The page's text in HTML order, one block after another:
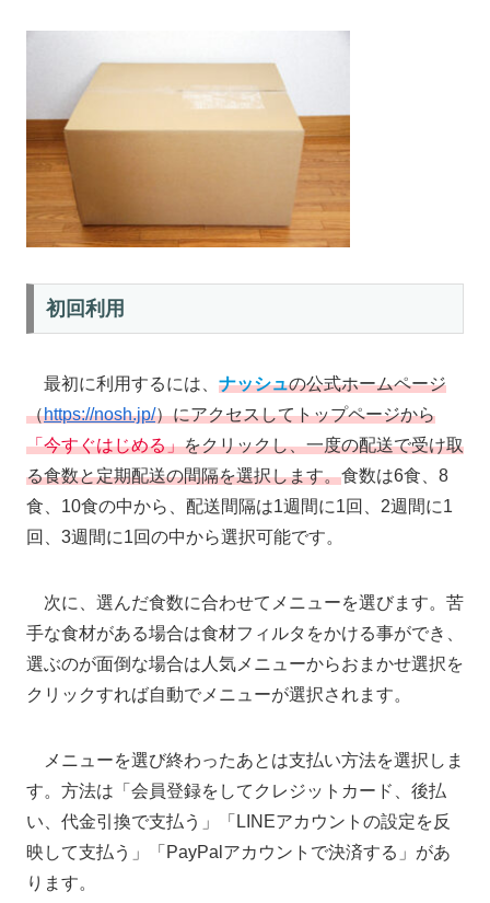
初回利用
最初に利用するには、 ナッシュの公式ホームページ
（https://nosh.jp/）にアクセスしてトップページから
「今すぐはじめる」をクリックし、一度の配送で受け取
る食数と定期配送の間隔を選択します。食数は6食、8
食、10食の中から、配送間隔は1週間に1回、2週間に1
回、3週間に1回の中から選択可能です。
次に、選んだ食数に合わせてメニューを選びます。苦
手な食材がある場合は食材フィルタをかける事ができ、
選ぶのが面倒な場合は人気メニューからおまかせ選択を
クリックすれば自動でメニューが選択されます。
メニューを選び終わったあとは支払い方法を選択しま
す。方法は「会員登録をしてクレジットカード、後払
い、代金引換で支払う」「LINEアカウントの設定を反
映して支払う」「PayPalアカウントで決済する」があ
ります。